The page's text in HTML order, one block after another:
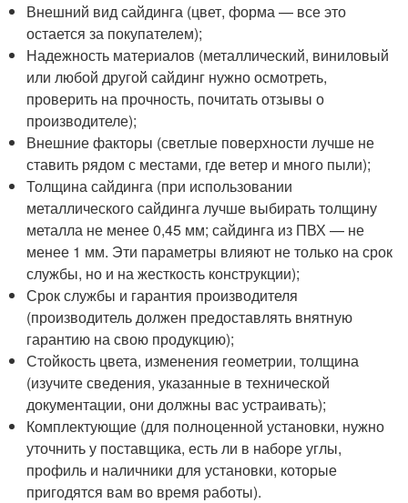
Внешний вид сайдинга (цвет, форма — все это
остается за покупателем);
Надежность материалов (металлический, виниловый
или любой другой сайдинг нужно осмотреть,
проверить на прочность, почитать отзывы о
производителе);
Внешние факторы (светлые поверхности лучше не
ставить рядом с местами, где ветер и много пыли);
Толщина сайдинга (при использовании
металлического сайдинга лучше выбирать толщину
металла не менее 0,45 мм; сайдинга из ПВХ — не
менее 1 мм. Эти параметры влияют не только на срок
службы, но и на жесткость конструкции);
Срок службы и гарантия производителя
(производитель должен предоставлять внятную
гарантию на свою продукцию);
Стойкость цвета, изменения геометрии, толщина
(изучите сведения, указанные в технической
документации, они должны вас устраивать);
Комплектующие (для полноценной установки, нужно
уточнить у поставщика, есть ли в наборе углы,
профиль и наличники для установки, которые
пригодятся вам во время работы).